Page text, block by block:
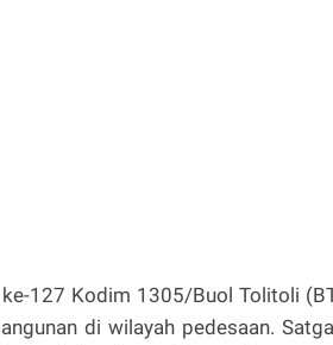
127 Kodim 1305/Buol Tolitoli
di wilayah pedesaan.